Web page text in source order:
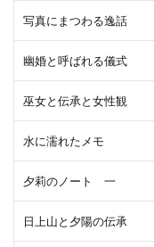
写真にまつわる逸話
幽婚と呼ばれる儀式
巫女と伝承と女性観
水に濡れたメモ
夕莉のノート 一
日上山と夕陽の伝承